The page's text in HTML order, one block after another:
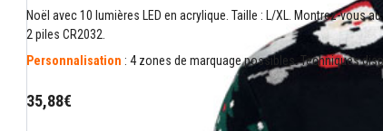
Noël avec 10 lumières LED en acrylique. Taille : L/XL. Montrez-vous
2 piles CR2032.
Personnalisation : 4 zones de marquage possibles. Techniques
35,88€